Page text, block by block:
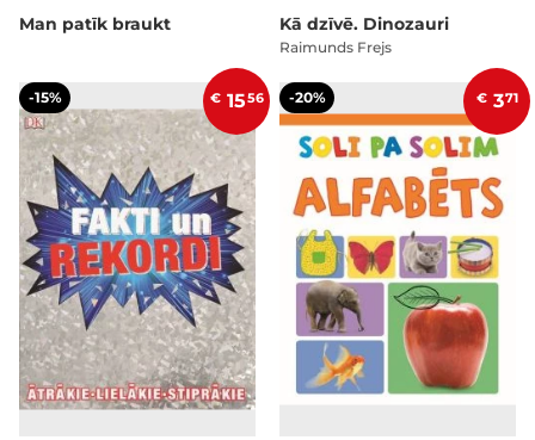
Man patīk braukt Kā dzīvē. Dinozauri
Raimunds Frejs
-15% € 1556 -20% € 371